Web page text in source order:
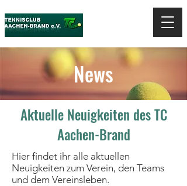
News
Aktuelle Neuigkeiten des TC
Aachen-Brand
Hier findet ihr alle aktuellen
Neuigkeiten zum Verein, den Teams
und dem Vereinsleben.